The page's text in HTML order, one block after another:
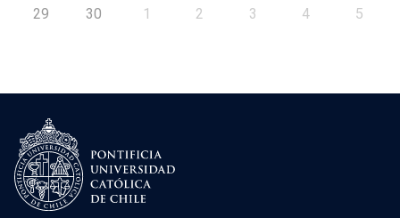
29 30 1 2 3 4 5